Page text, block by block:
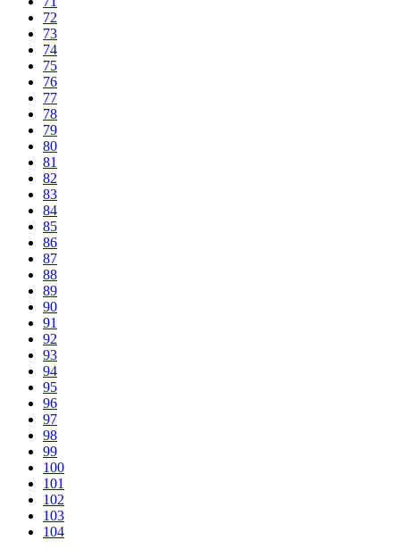
72
73
74
75
76
77
78
79
80
81
82
83
84
85
86
87
88
89
90
91
92
93
94
95
96
97
98
99
100
101
102
103
104